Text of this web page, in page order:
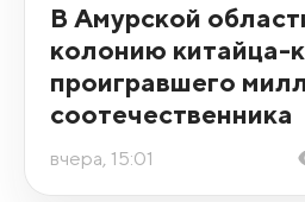
В Амурской
колонию китайца-
проигравшего
соотечественника
вчера, 15:01